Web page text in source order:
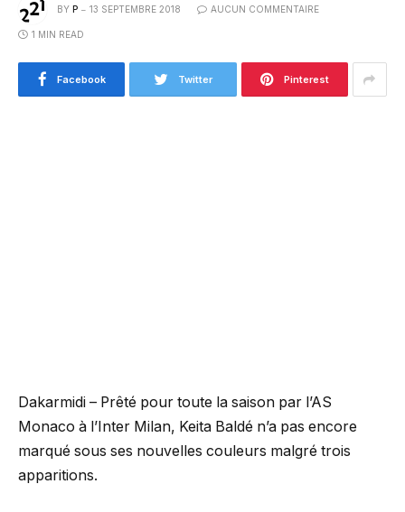
BY P 13 SEPTEMBRE 2018 AUCUN COMMENTAIRE
1 MIN READ
Facebook Twitter Pinterest
Dakarmidi – Prêté pour toute la saison par l’AS
Monaco à l’Inter Milan, Keita Baldé n’a pas encore
marqué sous ses nouvelles couleurs malgré trois
apparitions.